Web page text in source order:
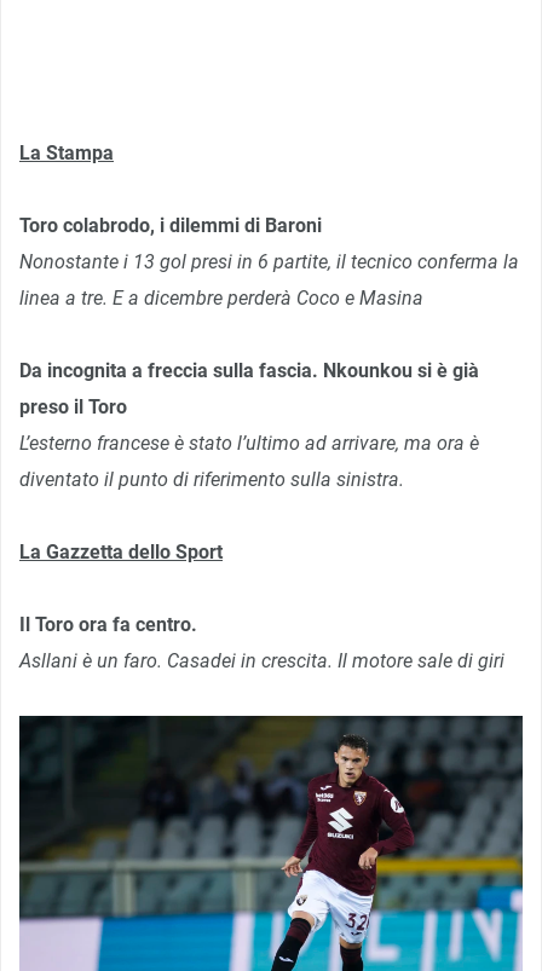
La Stampa
Toro colabrodo, i dilemmi di Baroni
Nonostante i 13 gol presi in 6 partite, il tecnico conferma la
linea a tre. E a dicembre perderà Coco e Masina
Da incognita a freccia sulla fascia. Nkounkou si è già
preso il Toro
L’esterno francese è stato l’ultimo ad arrivare, ma ora è
diventato il punto di riferimento sulla sinistra.
La Gazzetta dello Sport
Il Toro ora fa centro.
Asllani è un faro. Casadei in crescita. Il motore sale di giri